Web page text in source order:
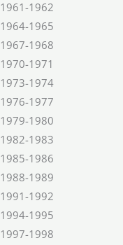
1961-1962
1964-1965
1967-1968
1970-1971
1973-1974
1976-1977
1979-1980
1982-1983
1985-1986
1988-1989
1991-1992
1994-1995
1997-1998